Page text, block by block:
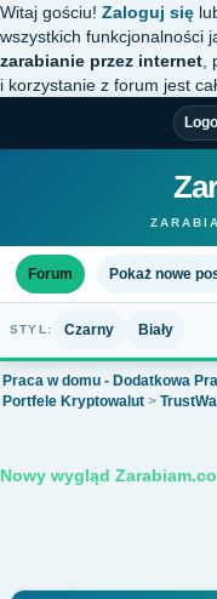
Witaj gościu! Zaloguj się
wszystkich funkcjonalności
zarabianie przez internet
i korzystanie z forum jest
Forum Pokaż nowe
STYL: Czarny Biały
Praca w domu - Dodatkowa
Portfele Kryptowalut >
Nowy wygląd